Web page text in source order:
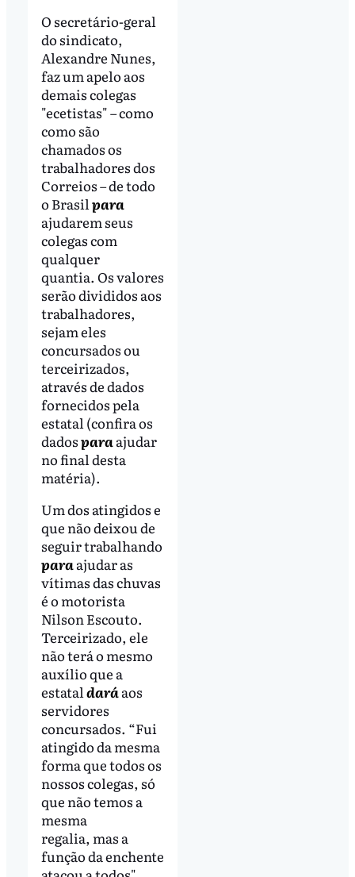
O secretário-geral
do sindicato,
Alexandre Nunes,
faz um apelo aos
demais colegas
"ecetistas" – como
como são
chamados os
trabalhadores dos
Correios – de todo
o Brasil para
ajudarem seus
colegas com
qualquer
quantia. Os valores
serão divididos aos
trabalhadores,
sejam eles
concursados ou
terceirizados,
através de dados
fornecidos pela
estatal (confira os
dadosparaajudar
no final desta
matéria).
Um dos atingidos e
que não deixou de
seguir trabalhando
paraajudar as
vítimas das chuvas
é o motorista
Nilson Escouto.
Terceirizado, ele
não terá o mesmo
auxílio que a
estatal daráaos
servidores
concursados. “Fui
atingido da mesma
forma que todos os
nossos colegas, só
que não temos a
mesma
regalia, mas a
função da enchente